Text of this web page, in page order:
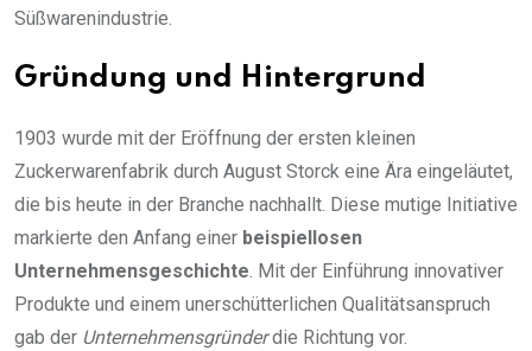
Süßwarenindustrie.
Gründung und Hintergrund
1903 wurde mit der Eröffnung der ersten kleinen
Zuckerwarenfabrik durch August Storck eine Ära eingeläutet,
die bis heute in der Branche nachhallt. Diese mutige Initiative
markierte den Anfang einer beispiellosen
Unternehmensgeschichte. Mit der Einführung innovativer
Produkte und einem unerschütterlichen Qualitätsanspruch
gab der Unternehmensgründerdie Richtung vor.